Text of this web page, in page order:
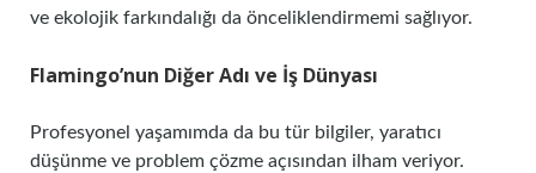
ve ekolojik farkındalığı da önceliklendirmemi sağlıyor.
Flamingo’nun Diğer Adı ve İş Dünyası
Profesyonel yaşamımda da bu tür bilgiler, yaratıcı
düşünme ve problem çözme açısından ilham veriyor.